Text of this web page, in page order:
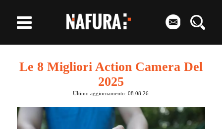
Le 8 Migliori Action Camera Del
2025
Ultimo aggiornamento: 08.08.26